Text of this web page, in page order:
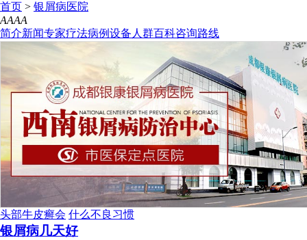
首页 > 银屑病医院
AAAA
简介新闻专家疗法病例设备 人群百科咨询路线
头部牛皮癣会 什么不良习惯
银屑病几天好